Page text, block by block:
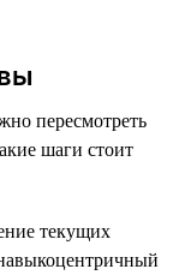
пересмотреть
шаги стоит
текущих